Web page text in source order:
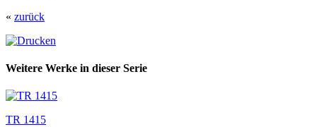
« zurück
Weitere Werke in dieser Serie
TR 1415